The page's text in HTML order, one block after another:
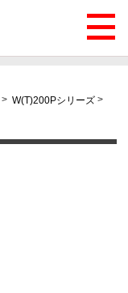
> W(T)200Pシリーズ >